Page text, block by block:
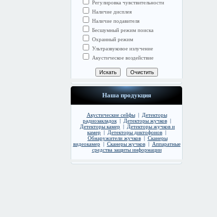
Регулировка чувствительности
Наличие дисплея
Наличие подавителя
Бесшумный режим поиска
Охранный режим
Ультразвуковое излучение
Акустическое воздействие
Наша продукция
Акустические сейфы| Детекторы
радиозакладок| Детекторы жучков|
Детекторы камер | Детекторы жучков и
камер | Детекторы диктофонов |
Обнаружители жучков| Сканеры
видеокамер | Сканеры жучков| Аппаратные
средства защиты информации